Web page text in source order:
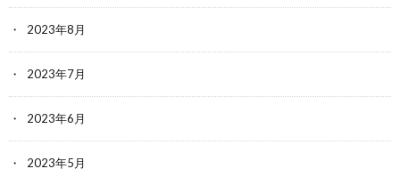
2023年8月
2023年7月
2023年6月
2023年5月